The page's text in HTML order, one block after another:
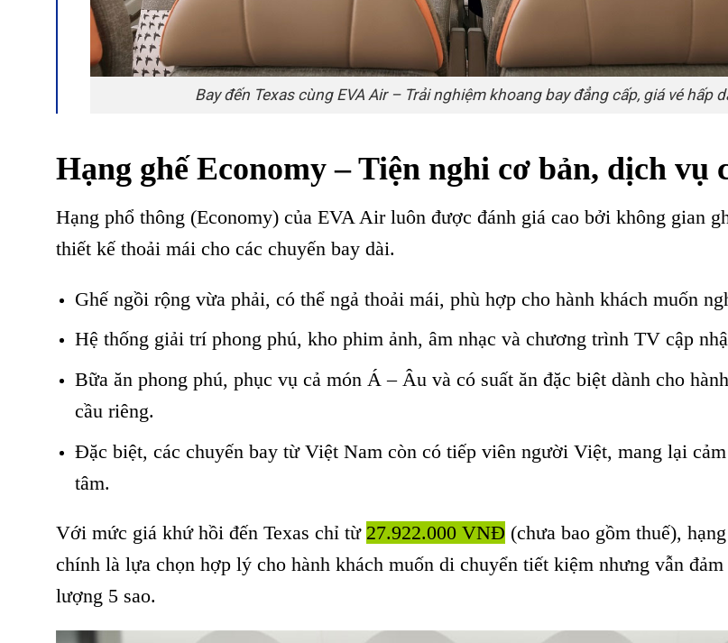
Bay đến Texas cùng EVA Air – Trải nghiệm khoang bay đẳng cấp, giá vé hấp
Hạng ghế Economy – Tiện nghi cơ bản, dịch vụ
Hạng phổ thông (Economy) của EVA Air luôn được đánh giá cao bởi không gian
thiết kế thoải mái cho các chuyến bay dài.
Ghế ngồi rộng vừa phải, có thể ngả thoải mái, phù hợp cho hành khách muốn
Hệ thống giải trí phong phú, kho phim ảnh, âm nhạc và chương trình TV cập
Bữa ăn phong phú, phục vụ cả món Á – Âu và có suất ăn đặc biệt dành cho
cầu riêng.
Đặc biệt, các chuyến bay từ Việt Nam còn có tiếp viên người Việt, mang lại
tâm.
Với mức giá khứ hồi đến Texas chỉ từ 27.922.000 VNĐ (chưa bao gồm thuế),
chính là lựa chọn hợp lý cho hành khách muốn di chuyển tiết kiệm nhưng vẫn
lượng 5 sao.